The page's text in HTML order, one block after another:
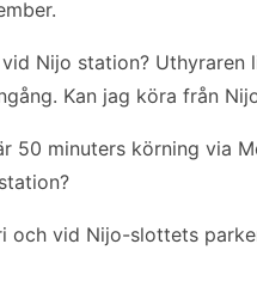
Nijo station?
Kan jag köra från
50 minuters körning via
och vid Nijo-slottets